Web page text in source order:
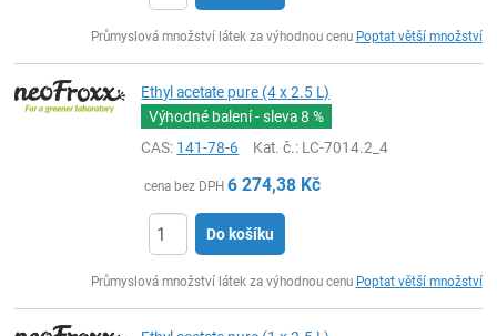
Průmyslová množství látek za výhodnou cenu Poptat větší množství
Ethyl acetate pure (4 x 2.5 L)
Výhodné balení - sleva8 %
CAS: 141-78-6 Kat. č.: LC-7014.2_4
cena bez DPH 6 274,38 Kč
Do košíku
Průmyslová množství látek za výhodnou cenu Poptat větší množství